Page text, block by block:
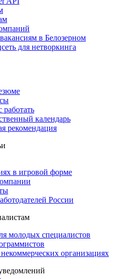
в Белозерном
для нетворкинга
работать
календарь
рекомендация
в игровой форме
России
молодых специалистов
организациях